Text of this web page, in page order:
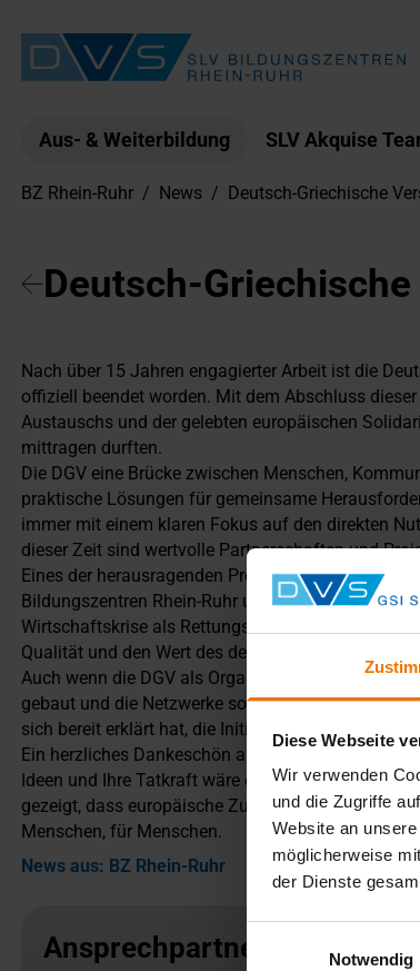
Diese Webseite
Wir verwenden
und die Zugriffe
Website an
möglicherweise
der Dienste
Notwendig
Aus- & Weiterbildung SLV Akquise
BZ Rhein-Ruhr / News / Deutsch-Griechische
Deutsch-
Nach über 15 Jahren engagierter Arbeit ist die
offiziell beendet worden. Mit dem Abschluss
Austauschs und der gelebten europäischen
mittragen durften.
Die DGV eine Brücke zwischen Menschen,
praktische Lösungen für gemeinsame
immer mit einem klaren Fokus auf den direkten
dieser Zeit sind wertvolle Partnerschaften und
Eines der herausragenden Projekte ist der
Bildungszentren Rhein-Ruhr und der Kammer
Wirtschaftskrise als Rettungsanker begann, hat
Qualität und den Wert des deutschen Handwerks.
Auch wenn die DGV als Organisation endet, sind
gebaut und die Netzwerke sowie Kontakte
sich bereit erklärt hat, die Initiative ehrenamtlich
Ein herzliches Dankeschön an alle Weggefährten,
Ideen und Ihre Tatkraft wäre diese
gezeigt, dass europäische Zusammenarbeit nicht
Menschen, für Menschen.
News aus: BZ Rhein-Ruhr
Ansprechpartner